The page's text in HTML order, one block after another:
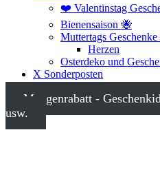
❤️ Valentinstag
Bienensaison 🐝
Muttertags Geschenke
Herzen
Osterdeko und
X Sonderposten
Mengenrabatt -
usw.